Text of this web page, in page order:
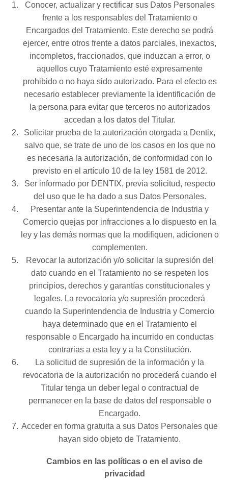
Conocer, actualizar y rectificar sus Datos Personales
frente a los responsables del Tratamiento o
Encargados del Tratamiento. Este derecho se podrá
ejercer, entre otros frente a datos parciales, inexactos,
incompletos, fraccionados, que induzcan a error, o
aquellos cuyo Tratamiento esté expresamente
prohibido o no haya sido autorizado. Para el efecto es
necesario establecer previamente la identificación de
la persona para evitar que terceros no autorizados
accedan a los datos del Titular.
Solicitar prueba de la autorización otorgada a Dentix,
salvo que, se trate de uno de los casos en los que no
es necesaria la autorización, de conformidad con lo
previsto en el artículo 10 de la ley 1581 de 2012.
Ser informado por DENTIX, previa solicitud, respecto
del uso que le ha dado a sus Datos Personales.
Presentar ante la Superintendencia de Industria y
Comercio quejas por infracciones a lo dispuesto en la
ley y las demás normas que la modifiquen, adicionen o
complementen.
Revocar la autorización y/o solicitar la supresión del
dato cuando en el Tratamiento no se respeten los
principios, derechos y garantías constitucionales y
legales. La revocatoria y/o supresión procederá
cuando la Superintendencia de Industria y Comercio
haya determinado que en el Tratamiento el
responsable o Encargado ha incurrido en conductas
contrarias a esta ley y a la Constitución.
La solicitud de supresión de la información y la
revocatoria de la autorización no procederá cuando el
Titular tenga un deber legal o contractual de
permanecer en la base de datos del responsable o
Encargado.
Acceder en forma gratuita a sus Datos Personales que
hayan sido objeto de Tratamiento.
Cambios en las políticas o en el aviso de
privacidad